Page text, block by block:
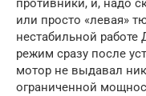
противники, и, надо
или просто «левая»
нестабильной работе
режим сразу после
мотор не выдавал
ограниченной